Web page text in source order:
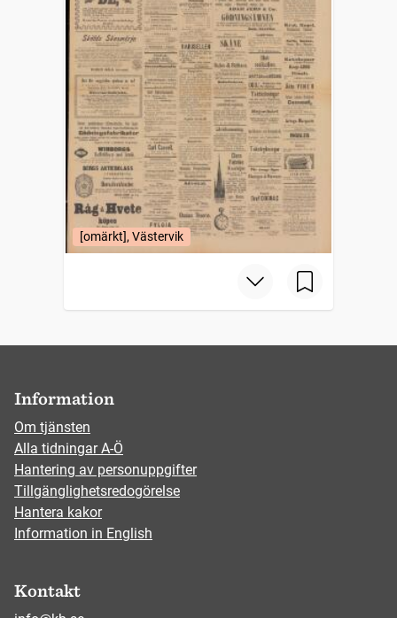
[omärkt], Västervik
Information
Om tjänsten
Alla tidningar A-Ö
Hantering av personuppgifter
Tillgänglighetsredogörelse
Hantera kakor
Information in English
Kontakt